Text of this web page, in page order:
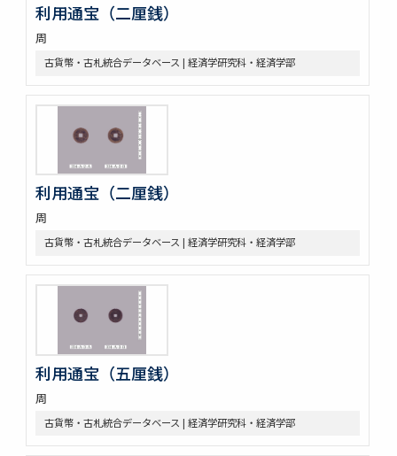
利用通宝（二厘銭）
周
古貨幣・古札統合データベース | 経済学研究科・経済学部
利用通宝（二厘銭）
周
古貨幣・古札統合データベース | 経済学研究科・経済学部
利用通宝（五厘銭）
周
古貨幣・古札統合データベース | 経済学研究科・経済学部